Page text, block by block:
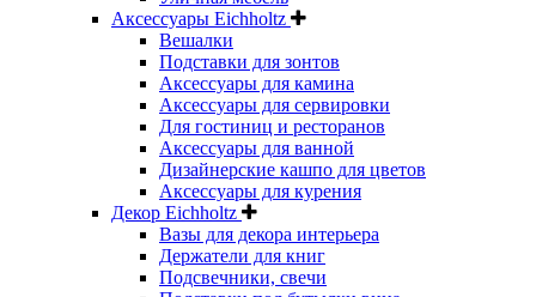
Аксессуары Eichholtz
Вешалки
Подставки для зонтов
Аксессуары для камина
Аксессуары для сервировки
Для гостиниц и ресторанов
Аксессуары для ванной
Дизайнерские кашпо для цветов
Аксессуары для курения
Декор Eichholtz
Вазы для декора интерьера
Держатели для книг
Подсвечники, свечи